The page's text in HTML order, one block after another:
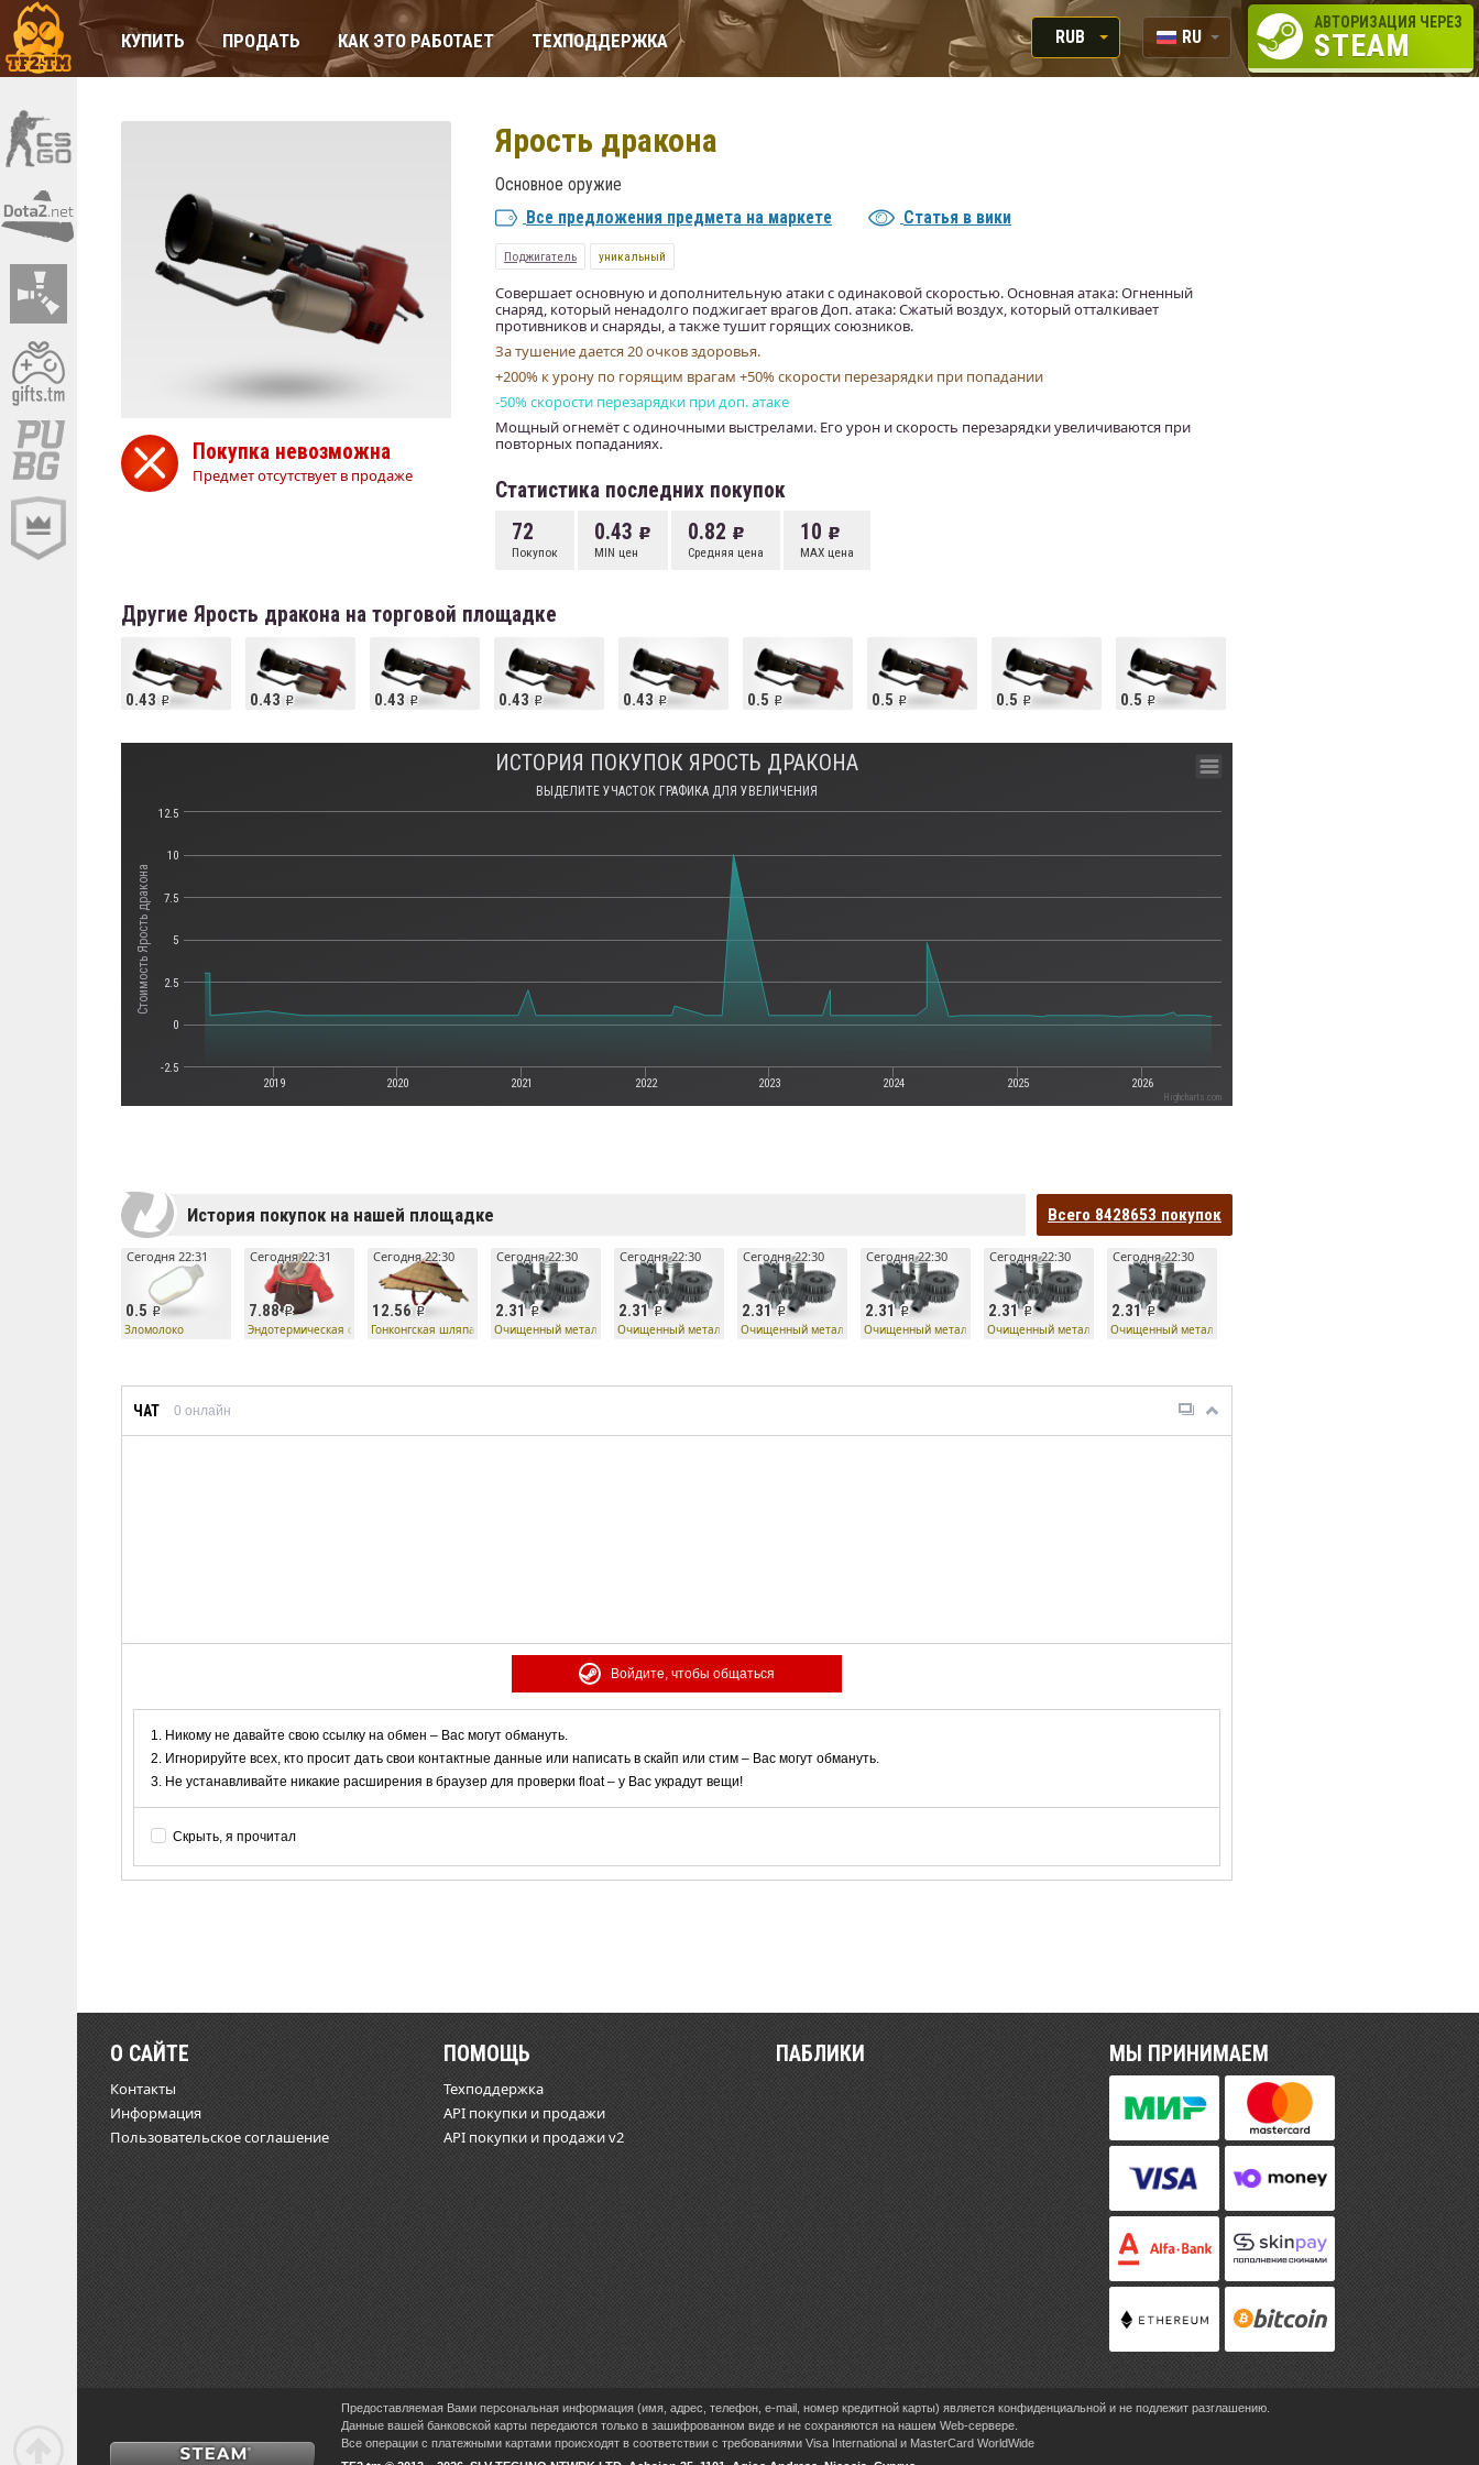
КУПИТЬ ПРОДАТЬ КАК ЭТО РАБОТАЕТ ТЕХПОДДЕРЖКА
RUB
RUB
RU
EN
АВТОРИЗАЦИЯ ЧЕРЕЗ
STEAM
Покупка невозможна
Предмет отсутствует в продаже
Ярость дракона
Основное оружие
Все предложения предмета на маркете
Статья в вики
Поджигатель уникальный
Совершает основную и дополнительную атаки с одинаковой скоростью. Основная атака: Огненный
снаряд, который ненадолго поджигает врагов Доп. атака: Сжатый воздух, который отталкивает
противников и снаряды, а также тушит горящих союзников.
За тушение дается 20 очков здоровья.
+200% к урону по горящим врагам +50% скорости перезарядки при попадании
-50% скорости перезарядки при доп. атаке
Мощный огнемёт с одиночными выстрелами. Его урон и скорость перезарядки увеличиваются при
повторных попаданиях.
Статистика последних покупок
72
Покупок
0.43
MIN цен
0.82
Средняя цена
10
MAX цена
Другие Ярость дракона на торговой площадке
0.43 0.43 0.43 0.43 0.43 0.5 0.5 0.5 0.5
Стоимость Ярость дракона
ИСТОРИЯ ПОКУПОК ЯРОСТЬ ДРАКОНА
ВЫДЕЛИТЕ УЧАСТОК ГРАФИКА ДЛЯ УВЕЛИЧЕНИЯ
2019 2020 2021 2022 2023 2024 2025 2026
-2.5
0
2.5
5
7.5
10
12.5
Highcharts.com
История покупок на нашей площадке Всего 8428653 покупок
0.5
Сегодня 22:31
Зломолоко
7.88
Сегодня 22:31
Эндотермическая одежда
12.56
Сегодня 22:30
Гонконгская шляпа
2.31
Сегодня 22:30
Очищенный металл
2.31
Сегодня 22:30
Очищенный металл
2.31
Сегодня 22:30
Очищенный металл
2.31
Сегодня 22:30
Очищенный металл
2.31
Сегодня 22:30
Очищенный металл
2.31
Сегодня 22:30
Очищенный металл
ЧАТ 0 онлайн
Войдите, чтобы общаться
Никому не давайте свою ссылку на обмен – Вас могут обмануть.
Игнорируйте всех, кто просит дать свои контактные данные или написать в скайп или стим – Вас могут обмануть.
Не устанавливайте никакие расширения в браузер для проверки float – у Вас украдут вещи!
Скрыть, я прочитал
О САЙТЕ
Контакты
Информация
Пользовательское соглашение
ПОМОЩЬ
Техподдержка
API покупки и продажи
API покупки и продажи v2
ПАБЛИКИ МЫ ПРИНИМАЕМ
Предоставляемая Вами персональная информация (имя, адрес, телефон, e-mail, номер кредитной карты) является конфиденциальной и не подлежит разглашению.
Данные вашей банковской карты передаются только в зашифрованном виде и не сохраняются на нашем Web-сервере.
Все операции с платежными картами происходят в соответствии с требованиями Visa International и MasterCard WorldWide